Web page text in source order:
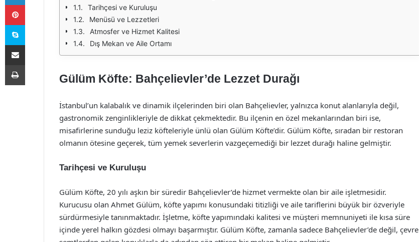
Tarihçesi ve Kuruluşu
Menüsü ve Lezzetleri
Atmosfer ve Hizmet Kalitesi
Dış Mekan ve Aile Ortamı
Gülüm Köfte: Bahçelievler’de Lezzet Durağı
İstanbul’un kalabalık ve dinamik ilçelerinden biri olan Bahçelievler, yalnızca konut alanlarıyla değil,
gastronomik zenginlikleriyle de dikkat çekmektedir. Bu ilçenin en özel mekanlarından biri ise,
misafirlerine sunduğu leziz köfteleriyle ünlü olan Gülüm Köfte’dir. Gülüm Köfte, sıradan bir restoran
olmanın ötesine geçerek, tüm yemek severlerin vazgeçemediği bir lezzet durağı haline gelmiştir.
Tarihçesi ve Kuruluşu
Gülüm Köfte, 20 yılı aşkın bir süredir Bahçelievler’de hizmet vermekte olan bir aile işletmesidir.
Kurucusu olan Ahmet Gülüm, köfte yapımı konusundaki titizliği ve aile tariflerini büyük bir özveriyle
sürdürmesiyle tanınmaktadır. İşletme, köfte yapımındaki kalitesi ve müşteri memnuniyeti ile kısa süre
içinde yerel halkın gözdesi olmayı başarmıştır. Gülüm Köfte, zamanla sadece Bahçelievler’de değil, çevre
Pinterest
Skype
E-Posta ile paylaş